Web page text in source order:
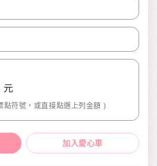
元
點符號，或直接點選上列金額 )
加入愛心車